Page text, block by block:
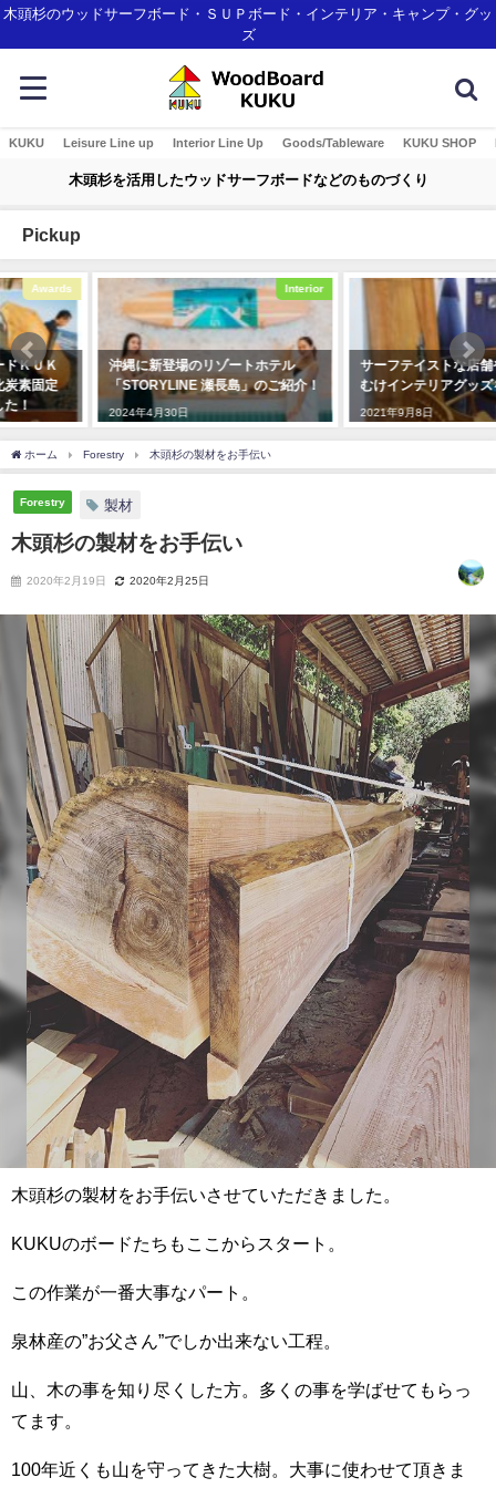
木頭杉のウッドサーフボード・ＳＵＰボード・インテリア・キャンプ・グッ
ズ
KUKU Leisure Line up Interior Line Up Goods/Tableware KUKU SHOP
木頭杉を活用したウッドサーフボードなどのものづくり
Pickup
Interior
沖縄に新登場のリゾートホテル
「STORYLINE 瀬長島」のご紹介！
2024年4月30日
Interior
サーフテイストな店舗や結婚式場
むけインテリアグッズをご紹介！
2021年9月8日
ホーム Forestry 木頭杉の製材をお手伝い
Forestry 製材
木頭杉の製材をお手伝い
2020年2月19日 2020年2月25日
木頭杉の製材をお手伝いさせていただきました。
KUKUのボードたちもここからスタート。
この作業が一番大事なパート。
泉林産の”お父さん”でしか出来ない工程。
山、木の事を知り尽くした方。多くの事を学ばせてもらっ
てます。
100年近くも山を守ってきた大樹。大事に使わせて頂きま